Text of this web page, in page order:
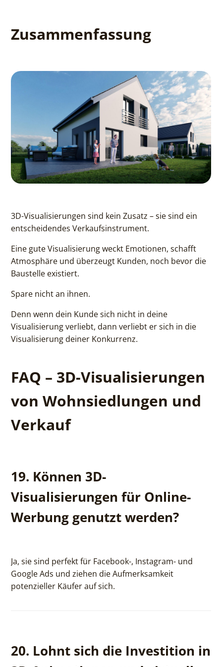
Zusammenfassung
3D-Visualisierungen sind kein Zusatz – sie sind ein
entscheidendes Verkaufsinstrument.
Eine gute Visualisierung weckt Emotionen, schafft
Atmosphäre und überzeugt Kunden, noch bevor die
Baustelle existiert.
Spare nicht an ihnen.
Denn wenn dein Kunde sich nicht in deine
Visualisierung verliebt, dann verliebt er sich in die
Visualisierung deiner Konkurrenz.
FAQ – 3D-Visualisierungen
von Wohnsiedlungen und
Verkauf
19. Können 3D-
Visualisierungen für Online-
Werbung genutzt werden?
Ja, sie sind perfekt für Facebook-, Instagram- und
Google Ads und ziehen die Aufmerksamkeit
potenzieller Käufer auf sich.
20. Lohnt sich die Investition in